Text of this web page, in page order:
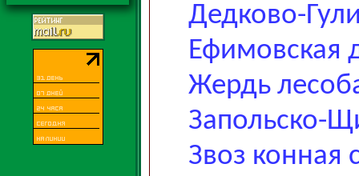
Дедково-
Ефимовская
Жердь
Запольско-
Звоз конная